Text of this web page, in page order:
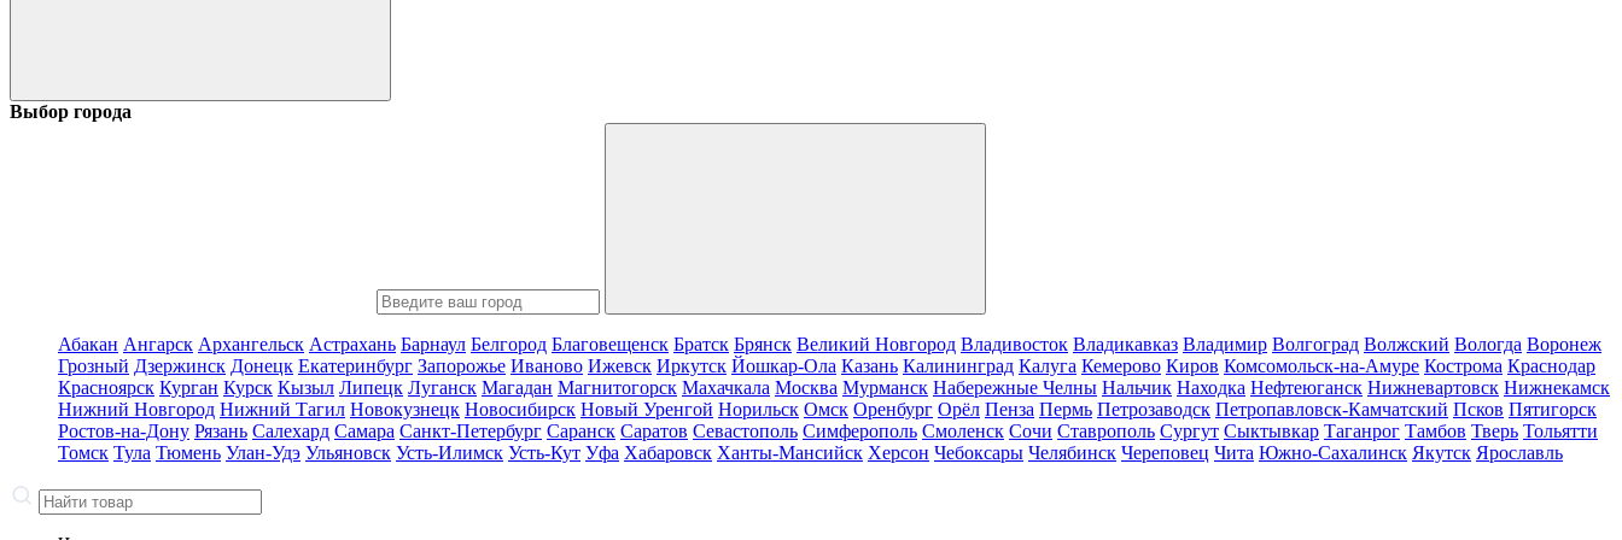
Выбор города
Абакан Ангарск Архангельск Астрахань Барнаул Белгород Благовещенск Братск Брянск Великий Новгород Владивосток Владикавказ Владимир Волгоград Волжский Вологда Воронеж
Грозный Дзержинск Донецк Екатеринбург Запорожье Иваново Ижевск Иркутск Йошкар-Ола Казань Калининград Калуга Кемерово Киров Комсомольск-на-Амуре Кострома Краснодар
Красноярск Курган Курск Кызыл Липецк Луганск Магадан Магнитогорск Махачкала Москва Мурманск Набережные Челны Нальчик Находка Нефтеюганск Нижневартовск Нижнекамск
Нижний Новгород Нижний Тагил Новокузнецк Новосибирск Новый Уренгой Норильск Омск Оренбург Орёл Пенза Пермь Петрозаводск Петропавловск-Камчатский Псков Пятигорск
Ростов-на-Дону Рязань Салехард Самара Санкт-Петербург Саранск Саратов Севастополь Симферополь Смоленск Сочи Ставрополь Сургут Сыктывкар Таганрог Тамбов Тверь Тольятти
Томск Тула Тюмень Улан-Удэ Ульяновск Усть-Илимск Усть-Кут Уфа Хабаровск Ханты-Мансийск Херсон Чебоксары Челябинск Череповец Чита Южно-Сахалинск Якутск Ярославль